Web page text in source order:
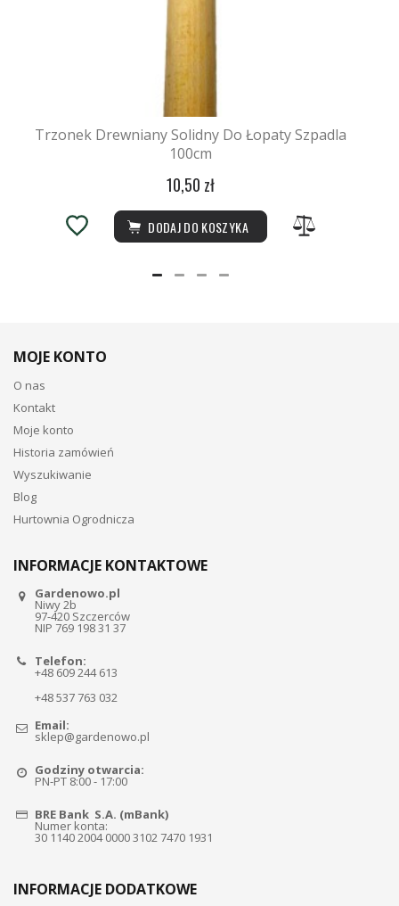
Trzonek Drewniany Solidny Do Łopaty Szpadla
100cm
10,50 zł
DODAJ DO KOSZYKA
MOJE KONTO
O nas
Kontakt
Moje konto
Historia zamówień
Wyszukiwanie
Blog
Hurtownia Ogrodnicza
INFORMACJE KONTAKTOWE
Gardenowo.pl
Niwy 2b
97-420 Szczerców
NIP 769 198 31 37
Telefon:
+48 609 244 613
+48 537 763 032
Email:
sklep@gardenowo.pl
Godziny otwarcia:
PN-PT 8:00 - 17:00
BRE Bank S.A. (mBank)
Numer konta:
30 1140 2004 0000 3102 7470 1931
INFORMACJE DODATKOWE